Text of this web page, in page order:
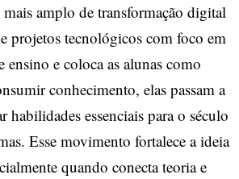
amplo de transformação digital
projetos tecnológicos com foco em
e coloca as alunas como
conhecimento, elas passam a
essenciais para o século
Esse movimento fortalece a ideia
quando conecta teoria e